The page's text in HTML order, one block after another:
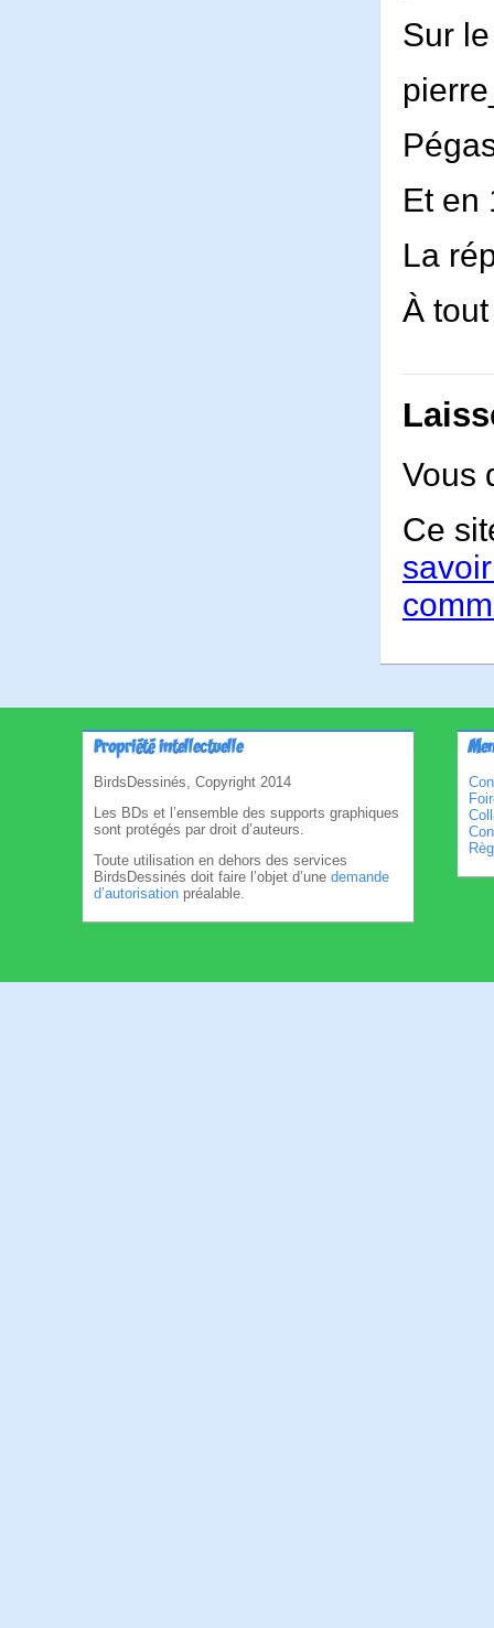
Sur
Et en
La
À
Vous
Ce
Propriété intellectuelle
BirdsDessinés, Copyright 2014
Les BDs et l’ensemble des supports graphiques
sont protégés par droit d’auteurs.
Toute utilisation en dehors des services
BirdsDessinés doit faire l’objet d’une demande
d’autorisation préalable.